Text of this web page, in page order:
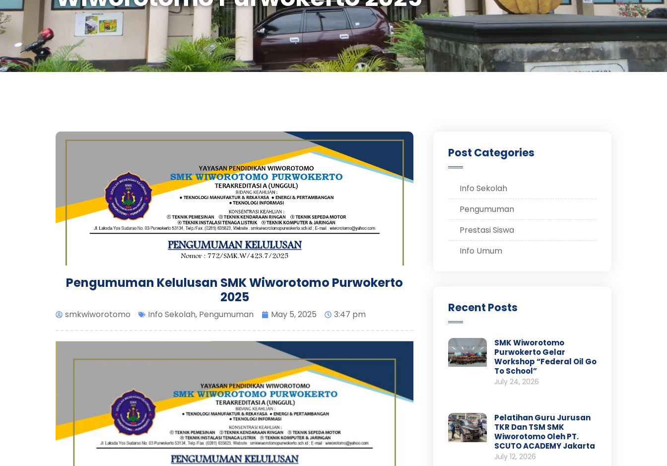
Pengumuman Kelulusan SMK Wiworotomo Purwokerto
2025
smkwiworotomo Info Sekolah, Pengumuman May 5, 2025 3:47 pm
Post Categories
Info Sekolah
Pengumuman
Prestasi Siswa
Info Umum
Recent Posts
SMK Wiworotomo
Purwokerto Gelar
Workshop “Federal Oil Go
To School”
July 24, 2026
Pelatihan Guru Jurusan
TKR Dan TSM SMK
Wiworotomo Oleh PT.
SCUTO ACADEMY Jakarta
July 12, 2026